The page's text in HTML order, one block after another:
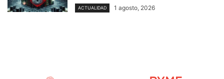
ACTUALIDAD 1 agosto, 2026